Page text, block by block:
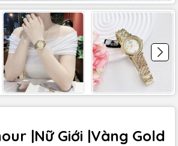
|Nữ Giới |Vàng Gold